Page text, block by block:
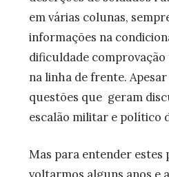
em várias colunas,
informações na
dificuldade
na linha de frente.
questões que geram
escalão militar e político
Mas para entender estes